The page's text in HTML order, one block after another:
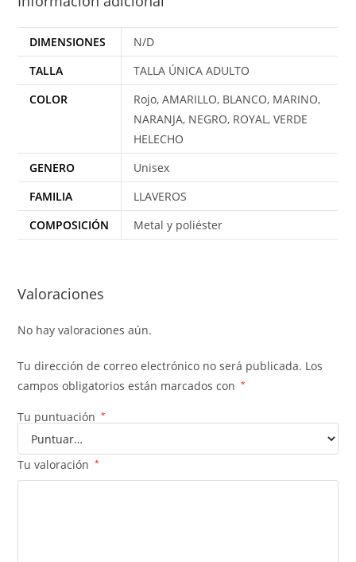
DIMENSIONES
N/D
TALLA
TALLA ÚNICA ADULTO
COLOR
Rojo, AMARILLO, BLANCO, MARINO,
NARANJA, NEGRO, ROYAL, VERDE
HELECHO
GENERO
Unisex
FAMILIA
LLAVEROS
COMPOSICIÓN
Metal y poliéster
Valoraciones
No hay valoraciones aún.
Tu dirección de correo electrónico no será publicada. Los
campos obligatorios están marcados con
*
Tu puntuación *
Tu valoración *